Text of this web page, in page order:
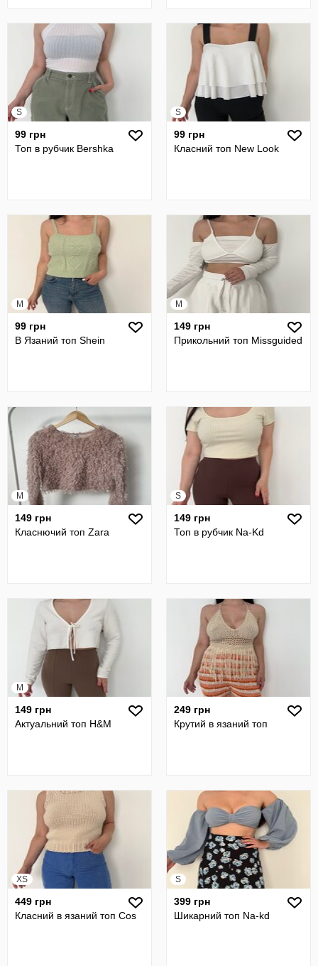
S
99 грн
Топ в рубчик Bershka
S
99 грн
Класний топ New Look
M
99 грн
В Язаний топ Shein
M
149 грн
Прикольний топ Missguided
M
149 грн
Класнючий топ Zara
S
149 грн
Топ в рубчик Na-Kd
M
149 грн
Актуальний топ H&M
249 грн
Крутий в язаний топ
XS
449 грн
Класний в язаний топ Cos
S
399 грн
Шикарний топ Na-kd